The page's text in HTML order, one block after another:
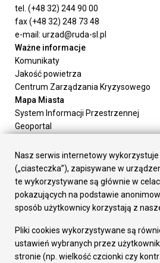
tel. (+48 32) 244 90 00
fax (+48 32) 248 73 48
e-mail: urzad@ruda-sl.pl
Ważne informacje
Komunikaty
Jakość powietrza
Centrum Zarządzania Kryzysowego
Mapa Miasta
System Informacji Przestrzennej
Geoportal
Załatw sprawę
Prezydent Miasta
Rada Miasta
Wydziały
Elektroniczna Skrzynka Podawcza
Gospodarka
Fundusze europejskie
Środki krajowe
Nasz serwis internetowy wykorzystuje
(„ciasteczka”), zapisywane w
te wykorzystywane są głównie w
pokazujących na podstawie
sposób użytkownicy korzystają z
Pliki cookies wykorzystywane są
ustawień wybranych przez
stronie (np. wielkość czcionki czy